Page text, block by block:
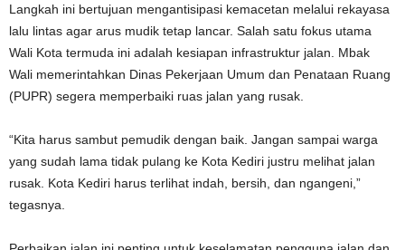
Langkah ini bertujuan mengantisipasi kemacetan melalui rekayasa
lalu lintas agar arus mudik tetap lancar. Salah satu fokus utama
Wali Kota termuda ini adalah kesiapan infrastruktur jalan. Mbak
Wali memerintahkan Dinas Pekerjaan Umum dan Penataan Ruang
(PUPR) segera memperbaiki ruas jalan yang rusak.
“Kita harus sambut pemudik dengan baik. Jangan sampai warga
yang sudah lama tidak pulang ke Kota Kediri justru melihat jalan
rusak. Kota Kediri harus terlihat indah, bersih, dan ngangeni,”
tegasnya.